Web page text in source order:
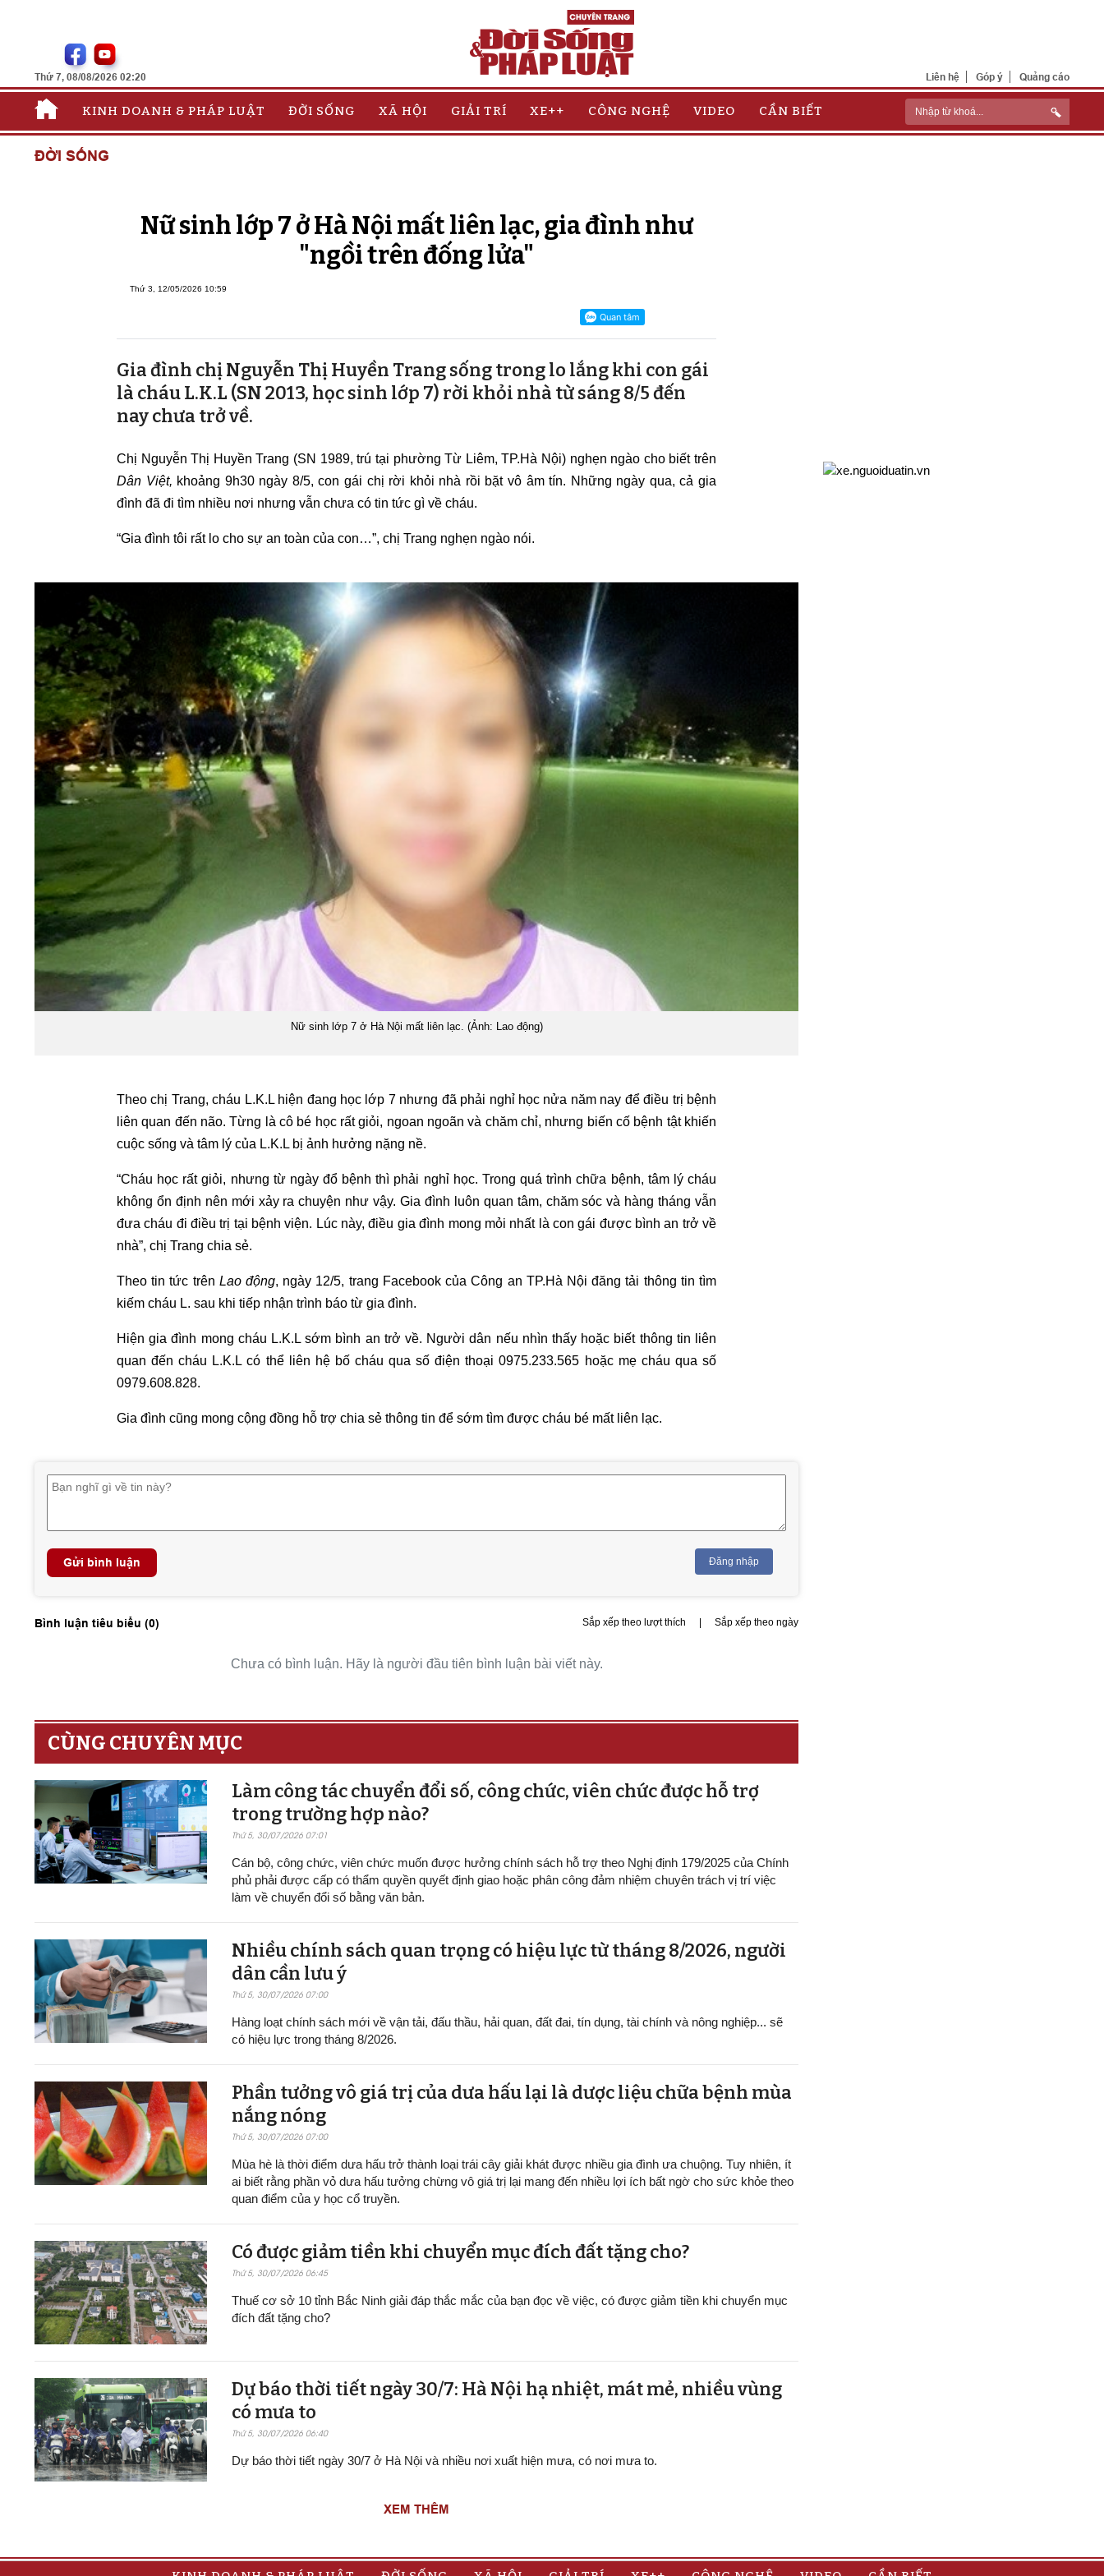
Thứ 7, 08/08/2026 02:20 Liên hệ Góp ý Quảng cáo
KINH DOANH & PHÁP LUẬT ĐỜI SỐNG XÃ HỘI GIẢI TRÍ XE++ CÔNG NGHỆ VIDEO CẦN BIẾT
ĐỜI SỐNG
Nữ sinh lớp 7 ở Hà Nội mất liên lạc, gia đình như
"ngồi trên đống lửa"
Thứ 3, 12/05/2026 10:59
Gia đình chị Nguyễn Thị Huyền Trang sống trong lo lắng khi con gái
là cháu L.K.L (SN 2013, học sinh lớp 7) rời khỏi nhà từ sáng 8/5 đến
nay chưa trở về.
Chị Nguyễn Thị Huyền Trang (SN 1989, trú tại phường Từ Liêm, TP.Hà Nội) nghẹn ngào cho biết trên
Dân Việt, khoảng 9h30 ngày 8/5, con gái chị rời khỏi nhà rồi bặt vô âm tín. Những ngày qua, cả gia
đình đã đi tìm nhiều nơi nhưng vẫn chưa có tin tức gì về cháu.
“Gia đình tôi rất lo cho sự an toàn của con…”, chị Trang nghẹn ngào nói.
Nữ sinh lớp 7 ở Hà Nội mất liên lạc. (Ảnh: Lao động)
Theo chị Trang, cháu L.K.L hiện đang học lớp 7 nhưng đã phải nghỉ học nửa năm nay để điều trị bệnh
liên quan đến não. Từng là cô bé học rất giỏi, ngoan ngoãn và chăm chỉ, nhưng biến cố bệnh tật khiến
cuộc sống và tâm lý của L.K.L bị ảnh hưởng nặng nề.
“Cháu học rất giỏi, nhưng từ ngày đổ bệnh thì phải nghỉ học. Trong quá trình chữa bệnh, tâm lý cháu
không ổn định nên mới xảy ra chuyện như vậy. Gia đình luôn quan tâm, chăm sóc và hàng tháng vẫn
đưa cháu đi điều trị tại bệnh viện. Lúc này, điều gia đình mong mỏi nhất là con gái được bình an trở về
nhà”, chị Trang chia sẻ.
Theo tin tức trên Lao động, ngày 12/5, trang Facebook của Công an TP.Hà Nội đăng tải thông tin tìm
kiếm cháu L. sau khi tiếp nhận trình báo từ gia đình.
Hiện gia đình mong cháu L.K.L sớm bình an trở về. Người dân nếu nhìn thấy hoặc biết thông tin liên
quan đến cháu L.K.L có thể liên hệ bố cháu qua số điện thoại 0975.233.565 hoặc mẹ cháu qua số
0979.608.828.
Gia đình cũng mong cộng đồng hỗ trợ chia sẻ thông tin để sớm tìm được cháu bé mất liên lạc.
Gửi bình luận Đăng nhập
Bình luận tiêu biểu (0) Sắp xếp theo lượt thích Sắp xếp theo ngày
Chưa có bình luận. Hãy là người đầu tiên bình luận bài viết này.
CÙNG CHUYÊN MỤC
Làm công tác chuyển đổi số, công chức, viên chức được hỗ trợ
trong trường hợp nào?
Thứ 5, 30/07/2026 07:01
Cán bộ, công chức, viên chức muốn được hưởng chính sách hỗ trợ theo Nghị định 179/2025 của Chính
phủ phải được cấp có thẩm quyền quyết định giao hoặc phân công đảm nhiệm chuyên trách vị trí việc
làm về chuyển đổi số bằng văn bản.
Nhiều chính sách quan trọng có hiệu lực từ tháng 8/2026, người
dân cần lưu ý
Thứ 5, 30/07/2026 07:00
Hàng loạt chính sách mới về vận tải, đấu thầu, hải quan, đất đai, tín dụng, tài chính và nông nghiệp... sẽ
có hiệu lực trong tháng 8/2026.
Phần tưởng vô giá trị của dưa hấu lại là dược liệu chữa bệnh mùa
nắng nóng
Thứ 5, 30/07/2026 07:00
Mùa hè là thời điểm dưa hấu trở thành loại trái cây giải khát được nhiều gia đình ưa chuộng. Tuy nhiên, ít
ai biết rằng phần vỏ dưa hấu tưởng chừng vô giá trị lại mang đến nhiều lợi ích bất ngờ cho sức khỏe theo
quan điểm của y học cổ truyền.
Có được giảm tiền khi chuyển mục đích đất tặng cho?
Thứ 5, 30/07/2026 06:45
Thuế cơ sở 10 tỉnh Bắc Ninh giải đáp thắc mắc của bạn đọc về việc, có được giảm tiền khi chuyển mục
đích đất tặng cho?
Dự báo thời tiết ngày 30/7: Hà Nội hạ nhiệt, mát mẻ, nhiều vùng
có mưa to
Thứ 5, 30/07/2026 06:40
Dự báo thời tiết ngày 30/7 ở Hà Nội và nhiều nơi xuất hiện mưa, có nơi mưa to.
XEM THÊM